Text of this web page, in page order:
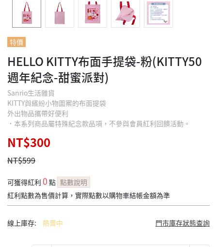
特價
HELLO KITTY布面手提袋-粉(KITTY50
週年紀念-甜蜜派對)
Sanrio生活雜貨
KITTY與繽紛小物圖案的布面提袋
外出物品攜帶好便利
˙本系列商品屬特殊紀念款品項，不參與會員紅利回饋活動。
NT$300
NT$599
可獲得紅利 0 點 點數說明
紅利點數為售價計算，實際點數以購物車結帳金額為準
線上庫存: 熱賣中 門市庫存狀態查詢